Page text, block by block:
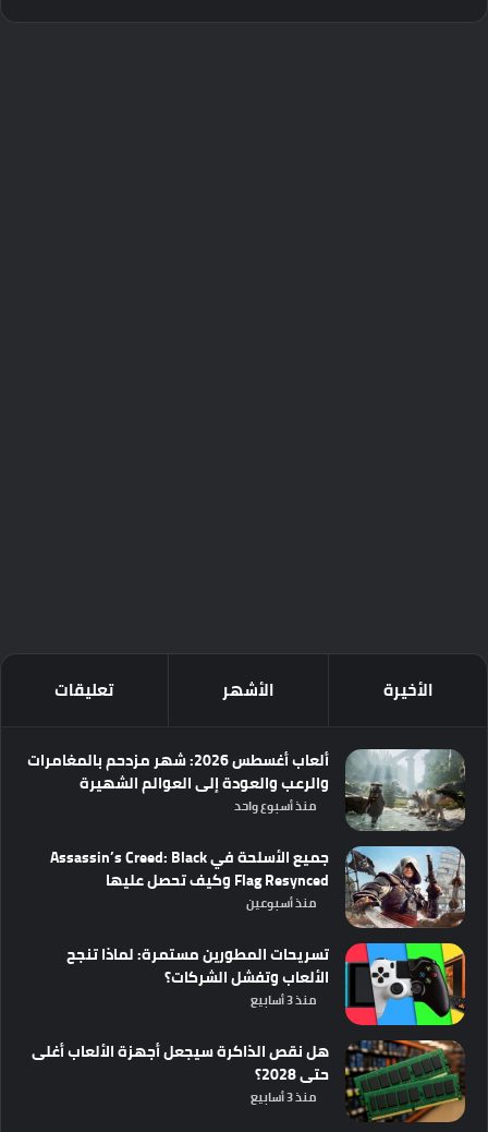
الأخيرة الأشهر تعليقات
ألعاب أغسطس 2026: شهر مزدحم بالمغامرات
والرعب والعودة إلى العوالم الشهيرة
منذ أسبوع واحد
جميع الأسلحة في Assassin’s Creed: Black
Flag Resynced وكيف تحصل عليها
منذ أسبوعين
تسريحات المطورين مستمرة: لماذا تنجح
الألعاب وتفشل الشركات؟
منذ 3 أسابيع
هل نقص الذاكرة سيجعل أجهزة الألعاب أغلى
حتى 2028؟
منذ 3 أسابيع